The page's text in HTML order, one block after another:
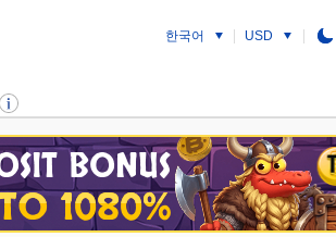
한국어 USD